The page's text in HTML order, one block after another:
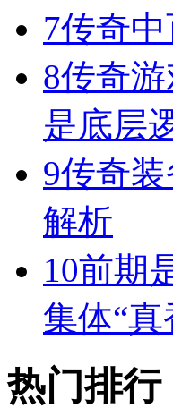
7传奇
8传奇
是底层
9传奇
解析
10前期
集体“真
热门排行